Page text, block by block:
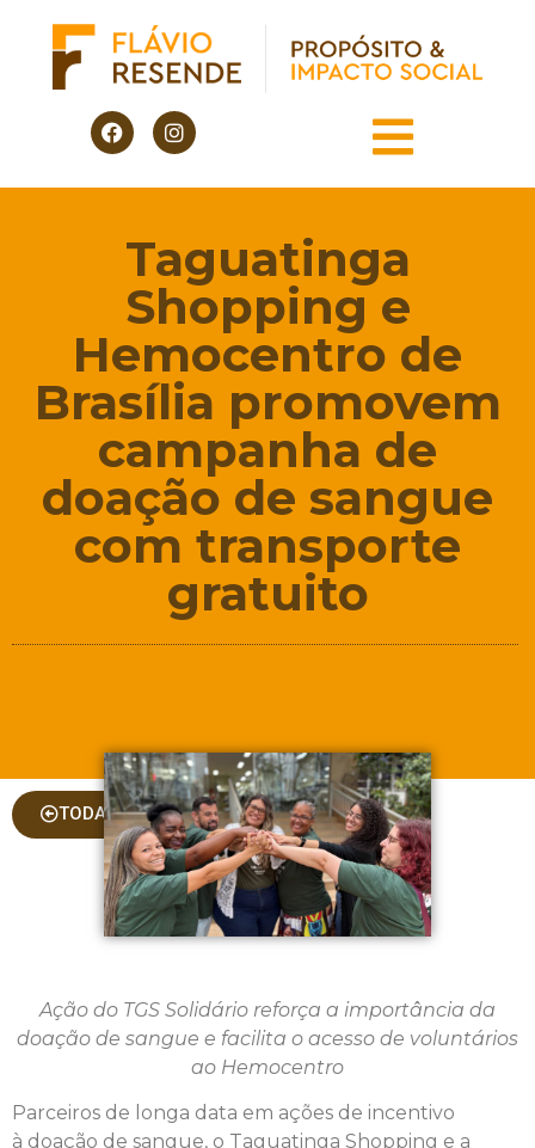
Taguatinga
Shopping e
Hemocentro de
Brasília promovem
campanha de
doação de sangue
com transporte
gratuito
TODAS AS COLUNAS
Ação do TGS Solidário reforça a importância da
doação de sangue e facilita o acesso de voluntários
ao Hemocentro
Parceiros de longa data em ações de incentivo
à doação de sangue, o Taguatinga Shopping e a